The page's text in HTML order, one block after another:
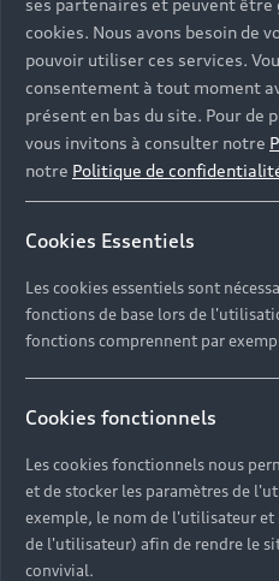
cookies. Nous avons besoin de
pouvoir utiliser ces services.
consentement à tout moment
présent en bas du site. Pour de
vous invitons à consulter notre
notre Politique de
Cookies Essentiels
Les cookies essentiels sont
fonctions de base lors de
fonctions comprennent par
Cookies fonctionnels
Les cookies fonctionnels nous
et de stocker les paramètres de
exemple, le nom de l'utilisateur
de l'utilisateur) afin de rendre le
convivial.